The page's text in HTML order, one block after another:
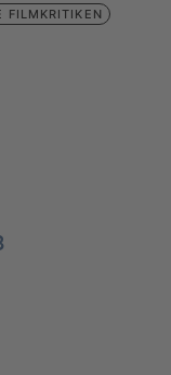
FILMKRITIKEN